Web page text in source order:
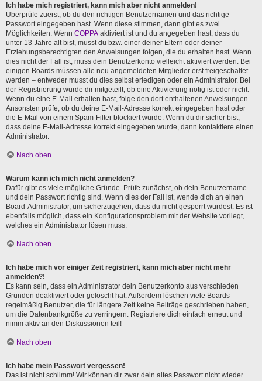
Ich habe mich registriert, kann mich aber nicht anmelden!
Überprüfe zuerst, ob du den richtigen Benutzernamen und das richtige
Passwort eingegeben hast. Wenn diese stimmen, dann gibt es zwei
Möglichkeiten. Wenn COPPA aktiviert ist und du angegeben hast, dass du
unter 13 Jahre alt bist, musst du bzw. einer deiner Eltern oder deiner
Erziehungsberechtigten den Anweisungen folgen, die du erhalten hast. Wenn
dies nicht der Fall ist, muss dein Benutzerkonto vielleicht aktiviert werden. Bei
einigen Boards müssen alle neu angemeldeten Mitglieder erst freigeschaltet
werden – entweder musst du dies selbst erledigen oder ein Administrator. Bei
der Registrierung wurde dir mitgeteilt, ob eine Aktivierung nötig ist oder nicht.
Wenn du eine E-Mail erhalten hast, folge den dort enthaltenen Anweisungen.
Ansonsten prüfe, ob du deine E-Mail-Adresse korrekt eingegeben hast oder
die E-Mail von einem Spam-Filter blockiert wurde. Wenn du dir sicher bist,
dass deine E-Mail-Adresse korrekt eingegeben wurde, dann kontaktiere einen
Administrator.
Nach oben
Warum kann ich mich nicht anmelden?
Dafür gibt es viele mögliche Gründe. Prüfe zunächst, ob dein Benutzername
und dein Passwort richtig sind. Wenn dies der Fall ist, wende dich an einen
Board-Administrator, um sicherzugehen, dass du nicht gesperrt wurdest. Es ist
ebenfalls möglich, dass ein Konfigurationsproblem mit der Website vorliegt,
welches ein Administrator lösen muss.
Nach oben
Ich habe mich vor einiger Zeit registriert, kann mich aber nicht mehr
anmelden?!
Es kann sein, dass ein Administrator dein Benutzerkonto aus verschieden
Gründen deaktiviert oder gelöscht hat. Außerdem löschen viele Boards
regelmäßig Benutzer, die für längere Zeit keine Beiträge geschrieben haben,
um die Datenbankgröße zu verringern. Registriere dich einfach erneut und
nimm aktiv an den Diskussionen teil!
Nach oben
Ich habe mein Passwort vergessen!
Das ist nicht schlimm! Wir können dir zwar dein altes Passwort nicht wieder